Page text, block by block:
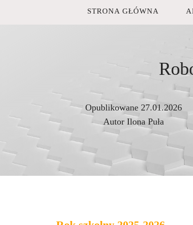
STRONA GŁÓWNA
Opublikowane 27.01.2026
Autor Ilona Puła